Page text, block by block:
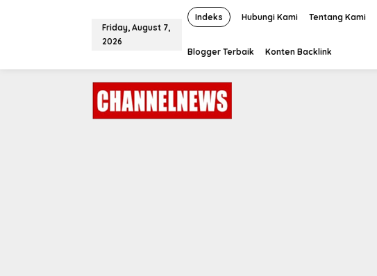
o
Friday, August 7,
2026
Indeks Hubungi Kami Tentang Kami
Blogger Terbaik Konten Backlink